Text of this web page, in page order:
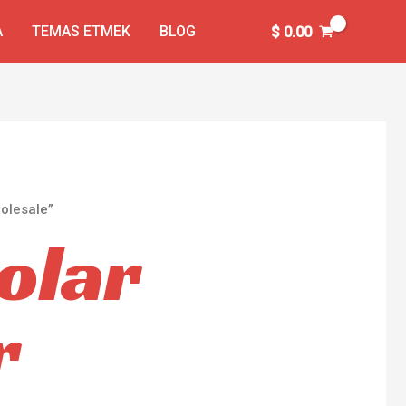
TEMAS ETMEK BLOG $0.00